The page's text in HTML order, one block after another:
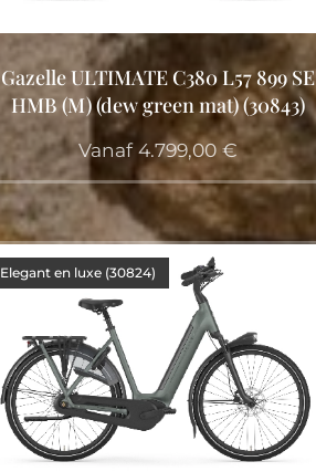
Gazelle ULTIMATE C380 L57 899 SE
HMB (M) (dew green mat) (30843)
Vanaf4.799,00€
Elegant en luxe (30824)